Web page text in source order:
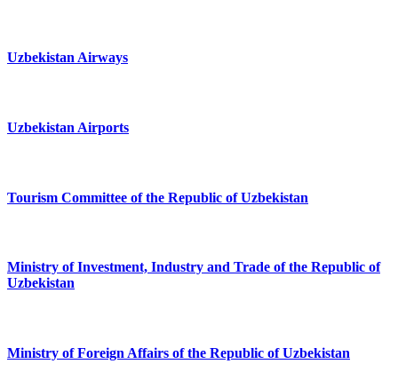
Uzbekistan Airways
Uzbekistan Airports
Tourism Committee of the Republic of Uzbekistan
Ministry of Investment, Industry and Trade of the Republic of
Uzbekistan
Ministry of Foreign Affairs of the Republic of Uzbekistan